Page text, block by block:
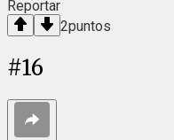
Reportar
2puntos
#16